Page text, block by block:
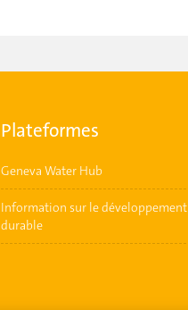
Plateformes
Geneva Water Hub
Information sur le développement
durable